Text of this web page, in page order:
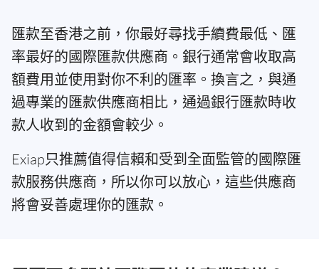
匯款至香港之前，你最好尋找手續費最低、匯
率最好的國際匯款供應商。銀行通常會收取高
額費用並使用對你不利的匯率。換言之，與通
過專業的匯款供應商相比，通過銀行匯款時收
款人收到的金額會較少。
Exiap只推薦值得信賴和受到全面監管的國際匯
款服務供應商，所以你可以放心，這些供應商
將會妥善處理你的匯款。